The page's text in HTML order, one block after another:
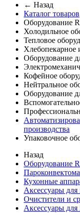
← Назад
Каталог товаров
Оборудование
Холодильное
Тепловое
Хлебопекарное
Оборудование
Кофейное
Нейтральное
Оборудование
производства
Упаковочное
Назад
Оборудование
Кухонные
Аксессуары
Очистители и
Аксессуары